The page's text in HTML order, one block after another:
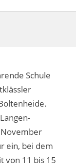
Schule
November
ein, bei dem
von 11 bis 15